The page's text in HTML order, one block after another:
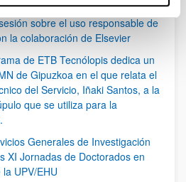
Generales de Investigación
sobre el uso responsable de
la colaboración de Elsevier
de ETB Tecnólopis dedica un
de Gipuzkoa en el que relata el
del Servicio, Iñaki Santos, a la
que se utiliza para la
Generales de Investigación
XI Jornadas de Doctorados en
UPV/EHU